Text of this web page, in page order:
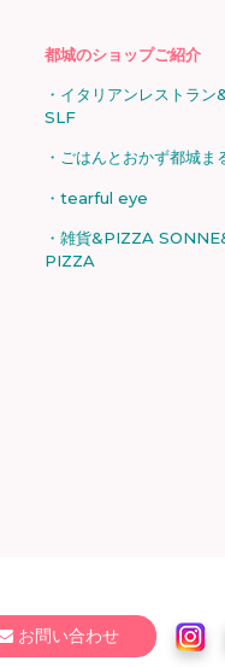
都城のショップご紹介
イタリアンレストラン
SLF
ごはんとおかず都城ま
tearful eye
雑貨&PIZZA
PIZZA
お問い合わせ